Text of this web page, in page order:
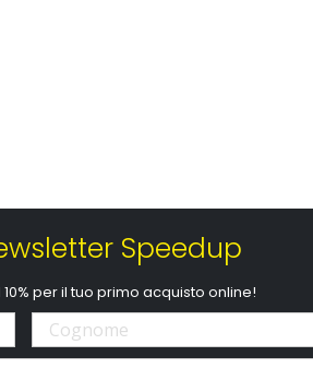
Speedup
per il tuo primo acquisto online!